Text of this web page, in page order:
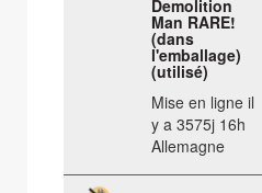
Demolition
Man RARE!
(dans
l'emballage)
(utilisé)
Mise en ligne il
y a 3575j 16h
Allemagne